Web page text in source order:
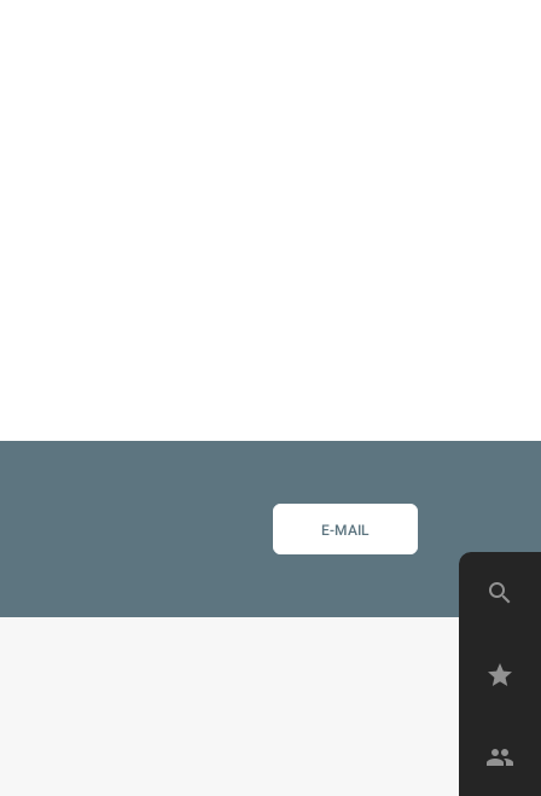
E-MAIL
search
star
group